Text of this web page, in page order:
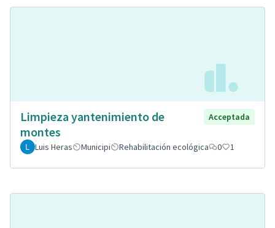
Limpieza yantenimiento de
montes
Acceptada
Luis Heras Municipi Rehabilitación ecológica 0 1